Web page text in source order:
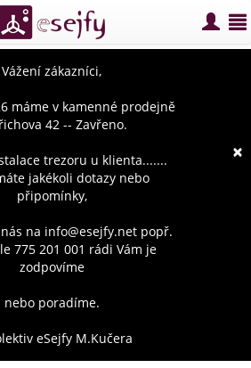
×
Vážení zákazníci,
máme v kamenné prodejně
42 -- Zavřeno.
trezoru u klienta.......
jakékoli dotazy nebo
připomínky,
na info@esejfy.net popř.
775 201 001 rádi Vám je
zodpovíme
nebo poradíme.
eSejfy M.Kučera